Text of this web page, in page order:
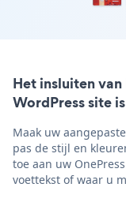
Het insluiten
WordPress site
Maak uw
pas de stijl en
toe aan uw
voettekst of waar u